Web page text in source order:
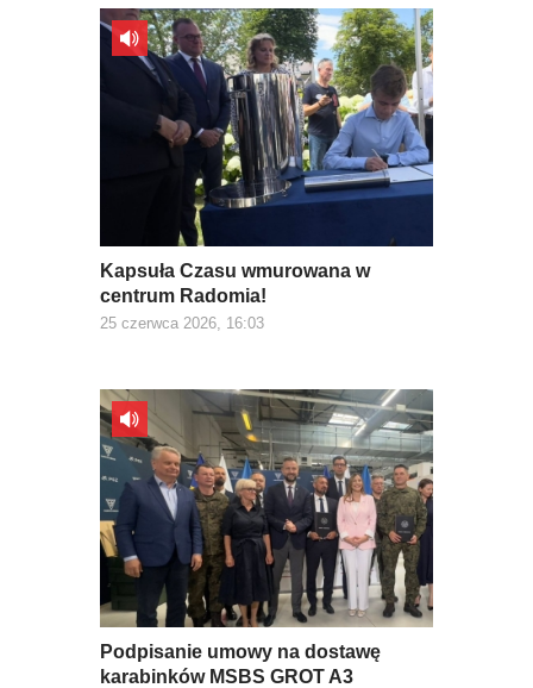
Kapsuła Czasu wmurowana w
centrum Radomia!
25 czerwca 2026, 16:03
Podpisanie umowy na dostawę
karabinków MSBS GROT A3